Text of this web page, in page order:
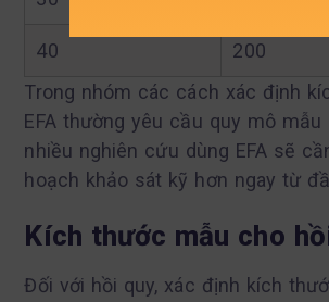
40 200
Trong nhóm các cách xác định
EFA thường yêu cầu quy mô mẫu
nhiều nghiên cứu dùng EFA sẽ
hoạch khảo sát kỹ hơn ngay từ
Kích thước mẫu cho
Đối với hồi quy, xác định kích